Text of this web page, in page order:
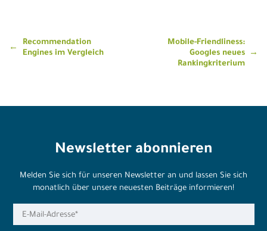
Beitragsnavigation
Recommendation
Engines im Vergleich
Mobile-Friendliness:
Googles neues
Rankingkriterium
Newsletter abonnieren
Melden Sie sich für unseren Newsletter an und lassen Sie sich
monatlich über unsere neuesten Beiträge informieren!